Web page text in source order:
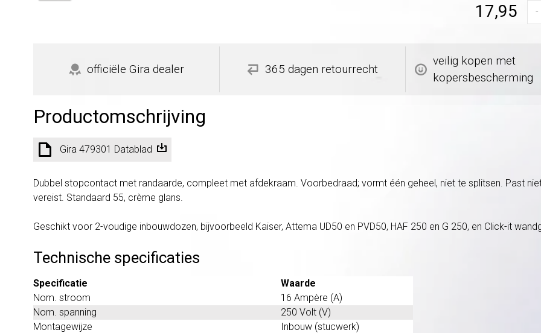
17,95 -
officiële Gira dealer 365 dagen retourrecht
veilig kopen met
kopersbescherming
Productomschrijving
Gira 479301 Datablad
Dubbel stopcontact met randaarde, compleet met afdekraam. Voorbedraad; vormt één geheel, niet te splitsen. Past
vereist. Standaard 55, crème glans.
Geschikt voor 2-voudige inbouwdozen, bijvoorbeeld Kaiser, Attema UD50 en PVD50, HAF 250 en G 250, en Click-it
Technische specificaties
Specificatie
Waarde
Nom. stroom
16 Ampère (A)
Nom. spanning
250 Volt (V)
Montagewijze
Inbouw (stucwerk)